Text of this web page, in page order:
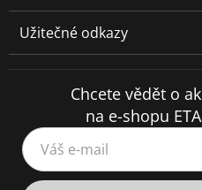
Užitečné odkazy
Chcete vědět o
na e-shopu
Váš e-mail